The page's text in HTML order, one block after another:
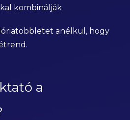
kombinálják
anélkül, hogy
a